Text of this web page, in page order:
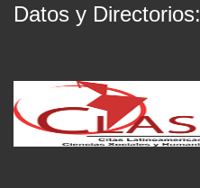
Datos y Directorios: